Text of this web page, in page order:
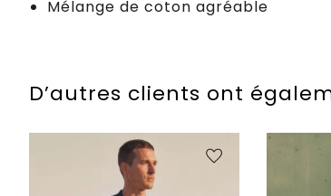
Mélange de coton agréable
D’autres clients ont